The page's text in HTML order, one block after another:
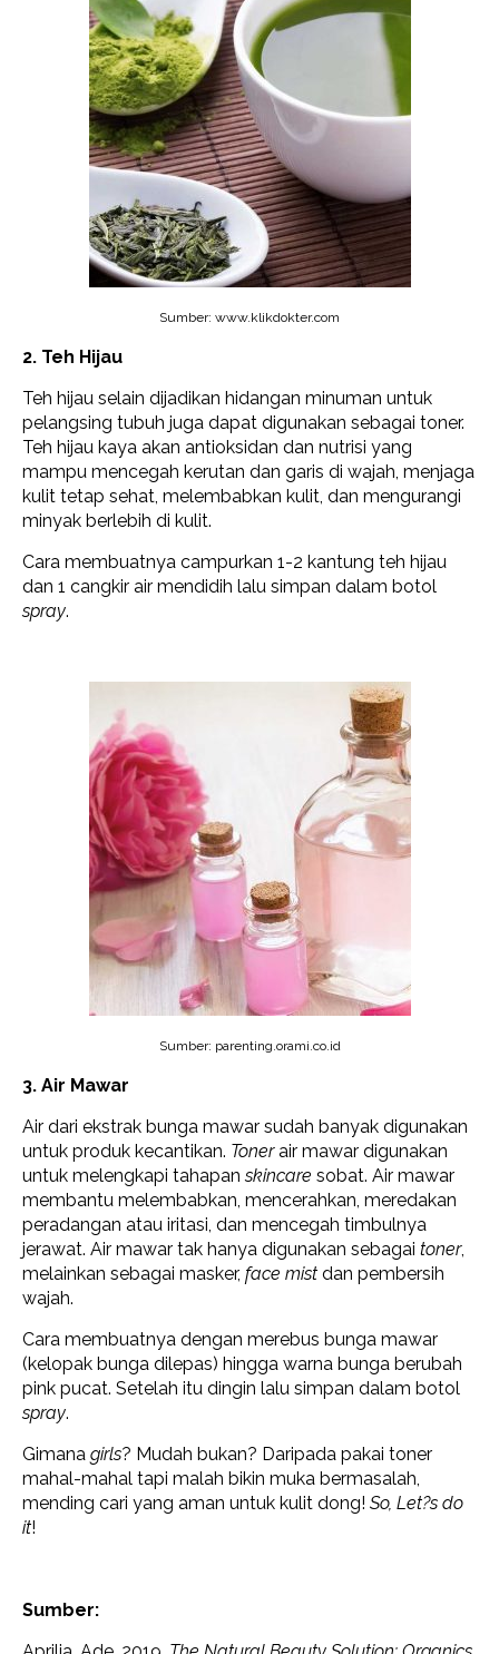
Sumber: www.klikdokter.com
2. Teh Hijau
Teh hijau selain dijadikan hidangan minuman untuk
pelangsing tubuh juga dapat digunakan sebagai toner.
Teh hijau kaya akan antioksidan dan nutrisi yang
mampu mencegah kerutan dan garis di wajah, menjaga
kulit tetap sehat, melembabkan kulit, dan mengurangi
minyak berlebih di kulit.
Cara membuatnya campurkan 1-2 kantung teh hijau
dan 1 cangkir air mendidih lalu simpan dalam botol
spray.
Sumber: parenting.orami.co.id
3. Air Mawar
Air dari ekstrak bunga mawar sudah banyak digunakan
untuk produk kecantikan. Tonerair mawar digunakan
untuk melengkapi tahapanskincare sobat. Air mawar
membantu melembabkan, mencerahkan, meredakan
peradangan atau iritasi, dan mencegah timbulnya
jerawat. Air mawar tak hanya digunakan sebagai toner,
melainkan sebagai masker, face mist dan pembersih
wajah.
Cara membuatnya dengan merebus bunga mawar
(kelopak bunga dilepas) hingga warna bunga berubah
pink pucat. Setelah itu dingin lalu simpan dalam botol
spray.
Gimana girls? Mudah bukan? Daripada pakai toner
mahal-mahal tapi malah bikin muka bermasalah,
mending cari yang aman untuk kulit dong! So, Let?s do
it!
Sumber: